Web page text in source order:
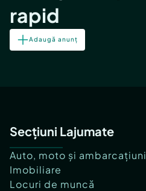
rapid
Adaugă anunț
Secțiuni Lajumate
Auto, moto și ambarcațiuni
Imobiliare
Locuri de muncă